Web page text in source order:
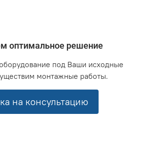
оптимальное решение
под Ваши исходные
монтажные работы.
на консультацию